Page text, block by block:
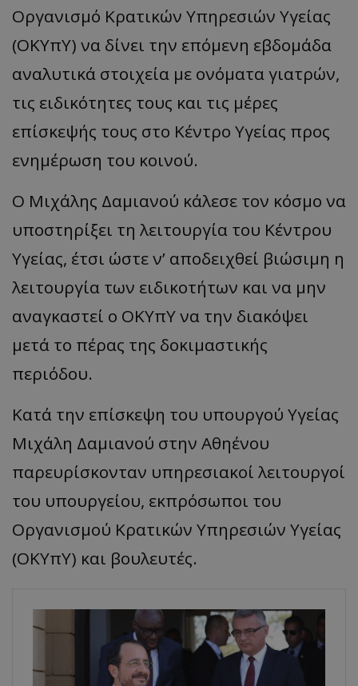
Οργανισμό Κρατικών Υπηρεσιών Υγείας
(ΟΚΥπΥ) να δίνει την επόμενη εβδομάδα
αναλυτικά στοιχεία με ονόματα γιατρών,
τις ειδικότητες τους και τις μέρες
επίσκεψής τους στο Κέντρο Υγείας προς
ενημέρωση του κοινού.
Ο Μιχάλης Δαμιανού κάλεσε τον κόσμο να
υποστηρίξει τη λειτουργία του Κέντρου
Υγείας, έτσι ώστε ν’ αποδειχθεί βιώσιμη η
λειτουργία των ειδικοτήτων και να μην
αναγκαστεί ο ΟΚΥπΥ να την διακόψει
μετά το πέρας της δοκιμαστικής
περιόδου.
Κατά την επίσκεψη του υπουργού Υγείας
Μιχάλη Δαμιανού στην Αθηένου
παρευρίσκονταν υπηρεσιακοί λειτουργοί
του υπουργείου, εκπρόσωποι του
Οργανισμού Κρατικών Υπηρεσιών Υγείας
(ΟΚΥπΥ) και βουλευτές.